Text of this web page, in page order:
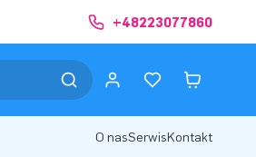
+48223077860
O nasSerwisKontakt